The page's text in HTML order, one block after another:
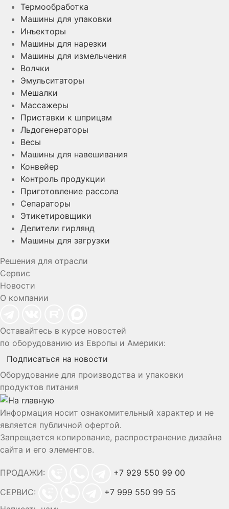
Термообработка
Машины для упаковки
Инъекторы
Машины для нарезки
Машины для измельчения
Волчки
Эмульситаторы
Мешалки
Массажеры
Приставки к шприцам
Льдогенераторы
Весы
Машины для навешивания
Конвейер
Контроль продукции
Приготовление рассола
Сепараторы
Этикетировщики
Делители гирлянд
Машины для загрузки
Решения для отрасли
Сервис
Новости
О компании
Оставайтесь в курсе новостей
по оборудованию из Европы и Америки:
Подписаться на новости
Оборудование для производства и упаковки
продуктов питания
Информация носит ознакомительный характер и не
является публичной офертой.
Запрещается копирование, распространение дизайна
сайта и его элементов.
ПРОДАЖИ:
+7 929 550 99 00
СЕРВИС:
+7 999 550 99 55